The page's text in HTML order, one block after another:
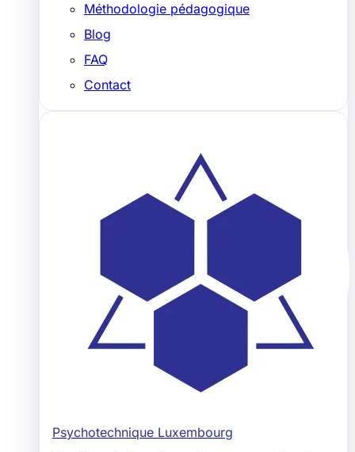
Méthodologie pédagogique
Blog
FAQ
Contact
Psychotechnique Luxembourg